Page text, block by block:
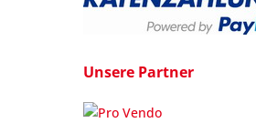
Unsere Partner